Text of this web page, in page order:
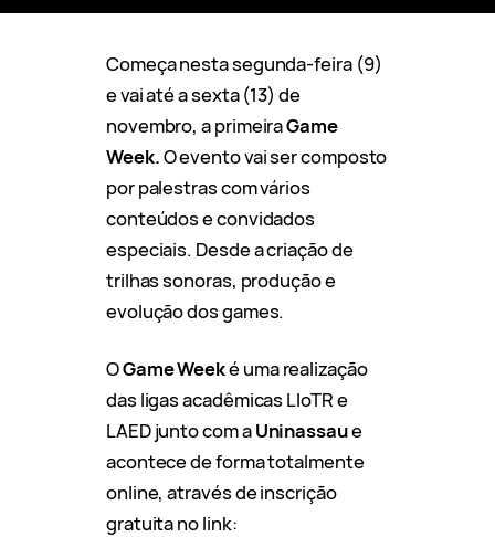
Começa nesta segunda-feira (9)
e vai até a sexta (13) de
novembro, a primeiraGame
Week.O evento vai ser composto
por palestras com vários
conteúdos e convidados
especiais. Desde a criação de
trilhas sonoras, produção e
evolução dos games.
OGame Weeké uma realização
das ligas acadêmicas LIoTR e
LAED junto com aUninassaue
acontece de forma totalmente
online, através de inscrição
gratuita no link: